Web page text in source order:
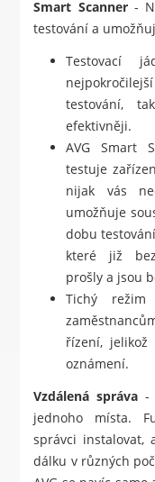
Smart Scanner-
testování a
Testovací
testování,
efektivněji.
AVG Smart
testuje
nijak vás
umožňuje
dobu
které již
prošly a jsou
Tichý
řízení, jelikož
oznámení.
Vzdálená správa -
jednoho místa.
správci instalovat,
dálku v různých